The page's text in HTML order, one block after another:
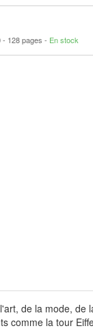
128 pages En stock
de la mode, de
comme la tour